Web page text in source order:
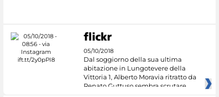
05/10/2018
Dal soggiorno della sua ultima
abitazione in Lungotevere della
Vittoria 1, Alberto Moravia ritratto da
Renato Guttuso sembra scrutare